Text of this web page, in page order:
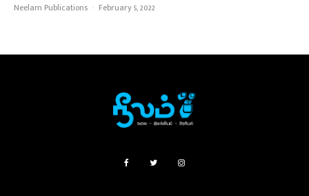
Neelam Publications · February 5, 2022